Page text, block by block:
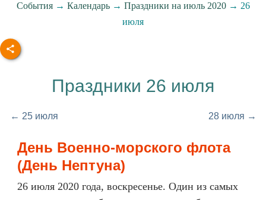
События→ Календарь→ Праздники на июль 2020→ 26
июля
Праздники 26 июля
← 25 июля 28 июля →
День Военно-морского флота
(День Нептуна)
26 июля 2020 года, воскресенье. Один из самых